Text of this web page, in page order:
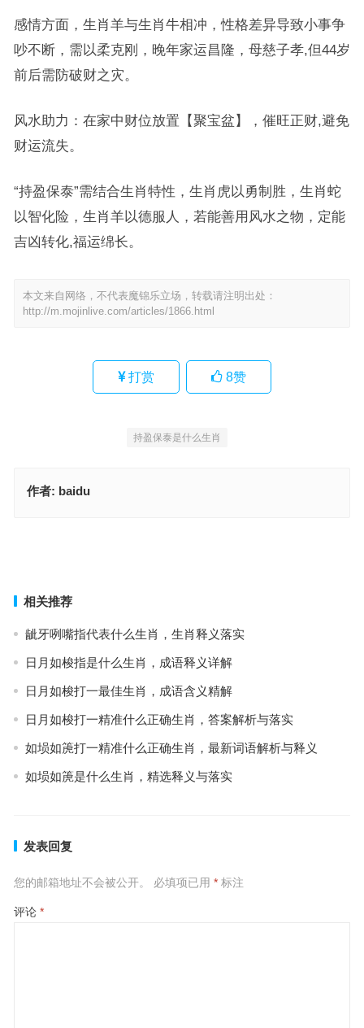
感情方面，生肖羊与生肖牛相冲，性格差异导致小事争
吵不断，需以柔克刚，晚年家运昌隆，母慈子孝,但44岁
前后需防破财之灾。
风水助力：在家中财位放置【聚宝盆】，催旺正财,避免
财运流失。
“持盈保泰”需结合生肖特性，生肖虎以勇制胜，生肖蛇
以智化险，生肖羊以德服人，若能善用风水之物，定能
吉凶转化,福运绵长。
本文来自网络，不代表魔锦乐立场，转载请注明出处：
http://m.mojinlive.com/articles/1866.html
打赏 8赞
持盈保泰是什么生肖
作者: baidu
相关推荐
龇牙咧嘴指代表什么生肖，生肖释义落实
日月如梭指是什么生肖，成语释义详解
日月如梭打一最佳生肖，成语含义精解
日月如梭打一精准什么正确生肖，答案解析与落实
如埙如箎打一精准什么正确生肖，最新词语解析与释义
如埙如箎是什么生肖，精选释义与落实
发表回复
您的邮箱地址不会被公开。 必填项已用 *标注
评论 *